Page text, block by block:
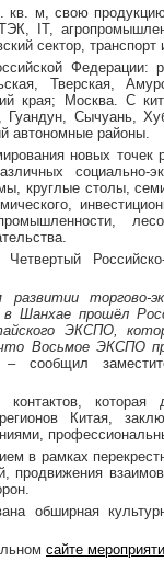
кв. м, свою
IT,
сектор, транспорт
Федерации:
Тверская,
края; Москва. С
Гуандун, Сычуань,
автономные районы.
новых точек
социально-
круглые столы,
торгово-
Шанхае прошёл
ЭКСПО,
Восьмое ЭКСПО
сообщил
которая
Китая,
в рамках
обширная
сайте